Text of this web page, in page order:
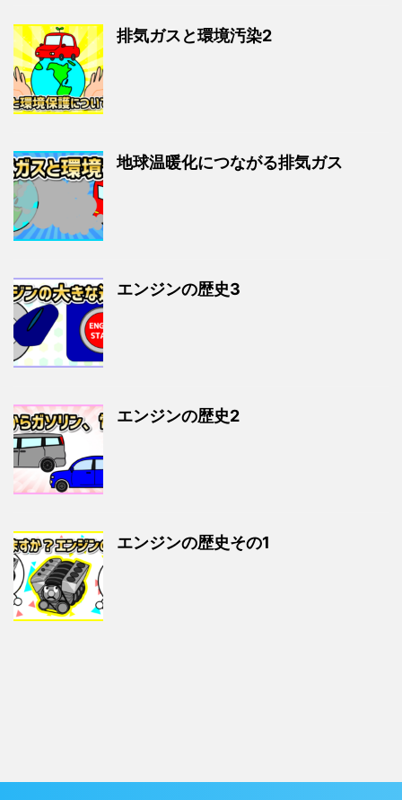
排気ガスと環境汚染2
地球温暖化につながる排気ガス
エンジンの歴史3
エンジンの歴史2
エンジンの歴史その1